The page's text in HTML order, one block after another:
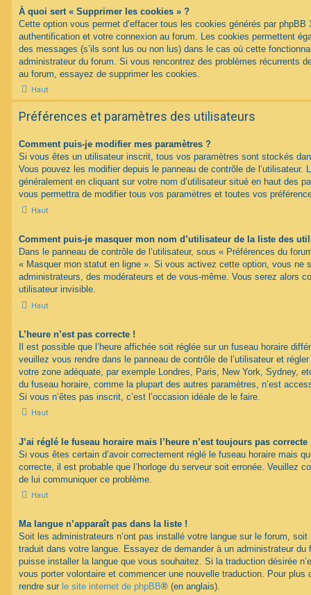
À quoi sert « Supprimer les cookies » ?
Cette option vous permet d’effacer tous les cookies générés par phpBB
authentification et votre connexion au forum. Les cookies permettent
des messages (s’ils sont lus ou non lus) dans le cas où cette
administrateur du forum. Si vous rencontrez des problèmes récurrents
au forum, essayez de supprimer les cookies.
Haut
Préférences et paramètres des utilisateurs
Comment puis-je modifier mes paramètres ?
Si vous êtes un utilisateur inscrit, tous vos paramètres sont stockés
Vous pouvez les modifier depuis le panneau de contrôle de l’utilisateur.
généralement en cliquant sur votre nom d’utilisateur situé en haut des
vous permettra de modifier tous vos paramètres et toutes vos
Haut
Comment puis-je masquer mon nom d’utilisateur de la liste des
Dans le panneau de contrôle de l’utilisateur, sous « Préférences du
« Masquer mon statut en ligne ». Si vous activez cette option, vous ne
administrateurs, des modérateurs et de vous-même. Vous serez alors
utilisateur invisible.
Haut
L’heure n’est pas correcte !
Il est possible que l’heure affichée soit réglée sur un fuseau horaire
veuillez vous rendre dans le panneau de contrôle de l’utilisateur et
votre zone adéquate, par exemple Londres, Paris, New York, Sydney,
du fuseau horaire, comme la plupart des autres paramètres, n’est
Si vous n’êtes pas inscrit, c’est l’occasion idéale de le faire.
Haut
J’ai réglé le fuseau horaire mais l’heure n’est toujours pas correcte
Si vous êtes certain d’avoir correctement réglé le fuseau horaire mais
correcte, il est probable que l’horloge du serveur soit erronée. Veuillez
de lui communiquer ce problème.
Haut
Ma langue n’apparaît pas dans la liste !
Soit les administrateurs n’ont pas installé votre langue sur le forum, soit
traduit dans votre langue. Essayez de demander à un administrateur du
puisse installer la langue que vous souhaitez. Si la traduction désirée
vous porter volontaire et commencer une nouvelle traduction. Pour plus
rendre sur le site internet de phpBB® (en anglais).